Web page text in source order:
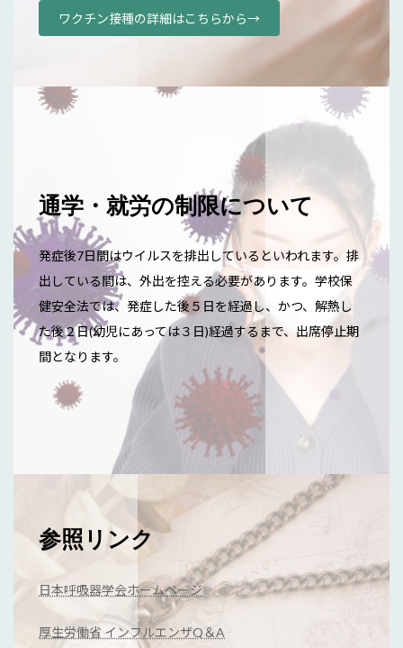
ワクチン接種の詳細はこちらから→
通学・就労の制限について
発症後7日間はウイルスを排出しているといわれます。排
出している間は、外出を控える必要があります。学校保
健安全法では、発症した後５日を経過し、かつ、解熱し
た後２日(幼児にあっては３日)経過するまで、出席停止期
間となります。
参照リンク
日本呼吸器学会ホームページ
厚生労働省 インフルエンザQ＆A